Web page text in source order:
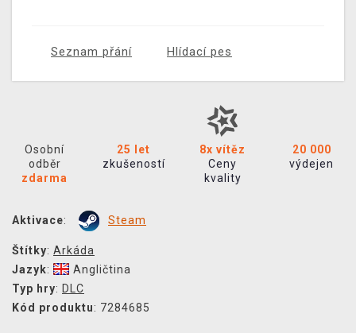
Seznam přání Hlídací pes
Osobní
odběr
zdarma
25 let
zkušeností
8x vítěz
Ceny
kvality
20 000
výdejen
Aktivace: Steam
Štítky: Arkáda
Jazyk:
Angličtina
Typ hry: DLC
Kód produktu: 7284685